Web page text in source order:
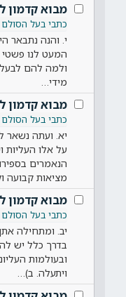
מבוא קדמון
כתבי בעל הסולם
י. והנה נתבאר
המעט לנו פשטי
ולמה להם
מידי…
מבוא קדמון
כתבי בעל הסולם
יא. ועתה נשאר
על אלו העליות
הנאמרים
מציאות קבועה
מבוא קדמון
כתבי בעל הסולם
יב. ומתחילה
בדרך כלל יש
ובעולמות
ויתעלה. ב)…